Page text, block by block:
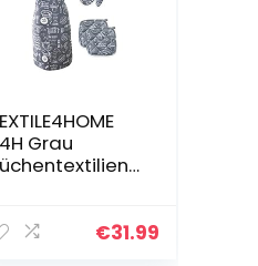
Grau
Zwei
€31.99